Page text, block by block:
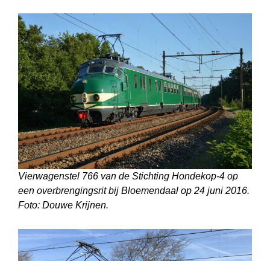
Vierwagenstel 766 van de Stichting Hondekop-4 op
een overbrengingsrit bij Bloemendaal op 24 juni 2016.
Foto: Douwe Krijnen.